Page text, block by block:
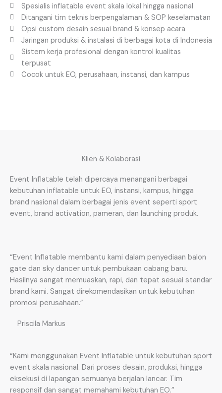
Spesialis inflatable event skala lokal hingga nasional
Ditangani tim teknis berpengalaman & SOP keselamatan
Opsi custom desain sesuai brand & konsep acara
Jaringan produksi & instalasi di berbagai kota di Indonesia
Sistem kerja profesional dengan kontrol kualitas
terpusat
Cocok untuk EO, perusahaan, instansi, dan kampus
Klien & Kolaborasi
Event Inflatable telah dipercaya menangani berbagai
kebutuhan inflatable untuk EO, instansi, kampus, hingga
brand nasional dalam berbagai jenis event seperti sport
event, brand activation, pameran, dan launching produk.
“Event Inflatable membantu kami dalam penyediaan balon
gate dan sky dancer untuk pembukaan cabang baru.
Hasilnya sangat memuaskan, rapi, dan tepat sesuai standar
brand kami. Sangat direkomendasikan untuk kebutuhan
promosi perusahaan.”
Priscila Markus
“Kami menggunakan Event Inflatable untuk kebutuhan sport
event skala nasional. Dari proses desain, produksi, hingga
eksekusi di lapangan semuanya berjalan lancar. Tim
responsif dan sangat memahami kebutuhan EO.”